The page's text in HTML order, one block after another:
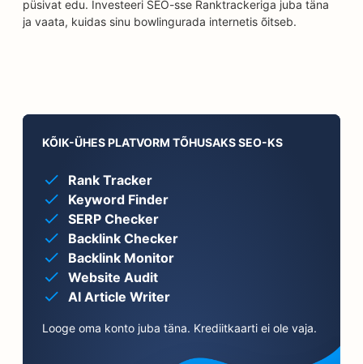
püsivat edu. Investeeri SEO-sse Ranktrackeriga juba täna
ja vaata, kuidas sinu bowlingurada internetis õitseb.
KÕIK-ÜHES PLATVORM TÕHUSAKS SEO-KS
Rank Tracker
Keyword Finder
SERP Checker
Backlink Checker
Backlink Monitor
Website Audit
AI Article Writer
Looge oma konto juba täna. Krediitkaarti ei ole vaja.